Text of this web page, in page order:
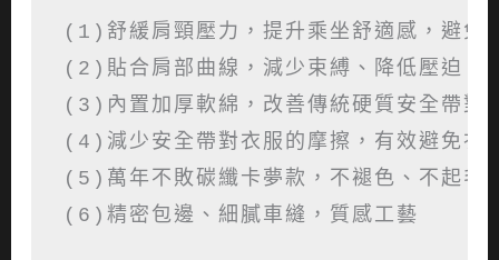
(1)舒緩肩頸壓力，提升乘坐舒適感，避免
(2)貼合肩部曲線，減少束縛、降低壓迫，
(3)內置加厚軟綿，改善傳統硬質安全帶對
(4)減少安全帶對衣服的摩擦，有效避免衣
(5)萬年不敗碳纖卡夢款，不褪色、不起毛
(6)精密包邊、細膩車縫，質感工藝